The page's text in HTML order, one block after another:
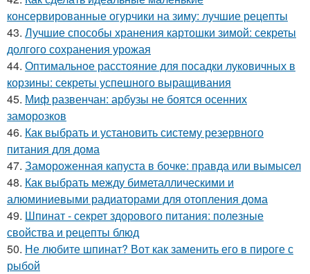
консервированные огурчики на зиму: лучшие рецепты
43. Лучшие способы хранения картошки зимой: секреты
долгого сохранения урожая
44. Оптимальное расстояние для посадки луковичных в
корзины: секреты успешного выращивания
45. Миф развенчан: арбузы не боятся осенних
заморозков
46. Как выбрать и установить систему резервного
питания для дома
47. Замороженная капуста в бочке: правда или вымысел
48. Как выбрать между биметаллическими и
алюминиевыми радиаторами для отопления дома
49. Шпинат - секрет здорового питания: полезные
свойства и рецепты блюд
50. Не любите шпинат? Вот как заменить его в пироге с
рыбой